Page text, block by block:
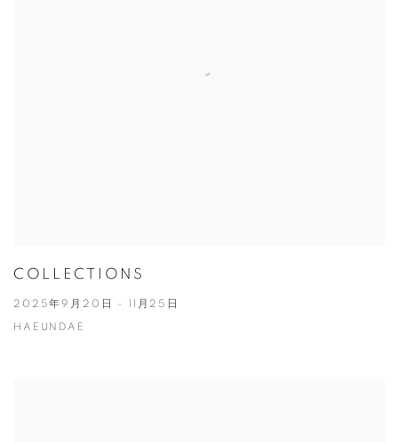
COLLECTIONS
2025年9月20日 - 11月25日
HAEUNDAE